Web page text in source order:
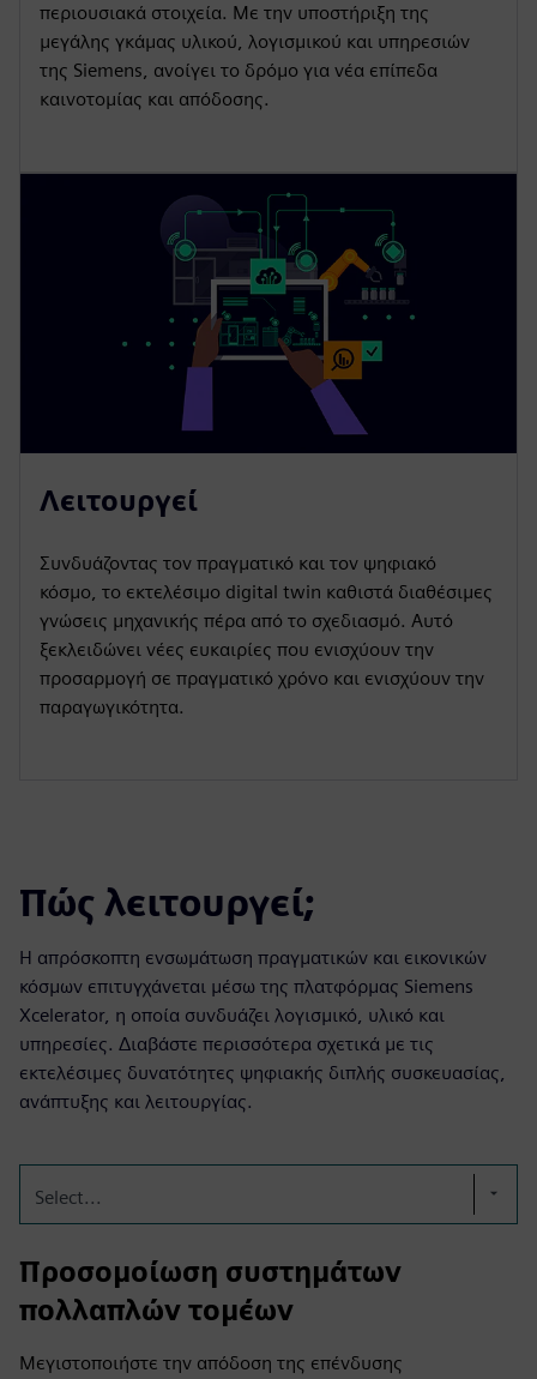
περιουσιακά στοιχεία. Με την υποστήριξη της
μεγάλης γκάμας υλικού, λογισμικού και υπηρεσιών
της Siemens, ανοίγει το δρόμο για νέα επίπεδα
καινοτομίας και απόδοσης.
Λειτουργεί
Συνδυάζοντας τον πραγματικό και τον ψηφιακό
κόσμο, το εκτελέσιμο digital twin καθιστά διαθέσιμες
γνώσεις μηχανικής πέρα από το σχεδιασμό. Αυτό
ξεκλειδώνει νέες ευκαιρίες που ενισχύουν την
προσαρμογή σε πραγματικό χρόνο και ενισχύουν την
παραγωγικότητα.
Πώς λειτουργεί;
Η απρόσκοπτη ενσωμάτωση πραγματικών και εικονικών
κόσμων επιτυγχάνεται μέσω της πλατφόρμας Siemens
Xcelerator, η οποία συνδυάζει λογισμικό, υλικό και
υπηρεσίες. Διαβάστε περισσότερα σχετικά με τις
εκτελέσιμες δυνατότητες ψηφιακής διπλής συσκευασίας,
ανάπτυξης και λειτουργίας.
Select...
Προσομοίωση συστημάτων
πολλαπλών τομέων
Μεγιστοποιήστε την απόδοση της επένδυσης